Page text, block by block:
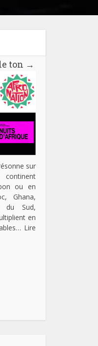
ton →
sur
ou en
Ghana,
du Sud,
en
Lire